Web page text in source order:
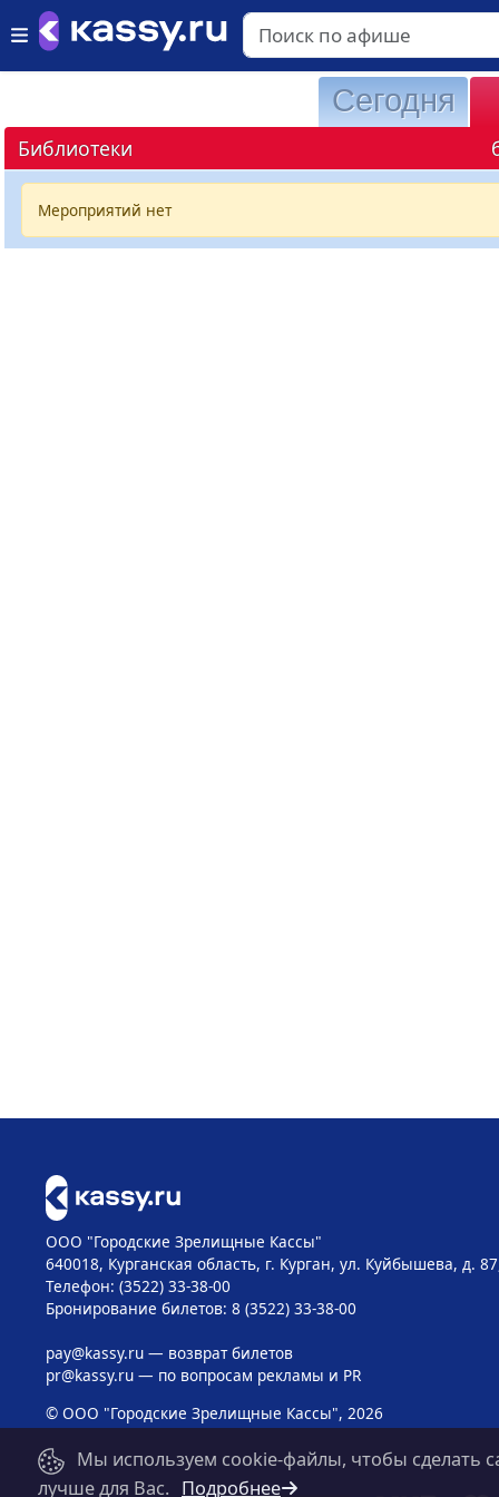
Сегодня
Библиотеки
Мероприятий нет
ООО "Городские Зрелищные Кассы"
640018, Курганская область, г. Курган, ул. Куйбышева, д.
Телефон: (3522) 33-38-00
Бронирование билетов: 8 (3522) 33-38-00
pay@kassy.ru— возврат билетов
pr@kassy.ru— по вопросам рекламы и PR
© ООО "Городские Зрелищные Кассы", 2026
Мы используем cookie-файлы, чтобы сделать
лучше для Вас. Подробнее